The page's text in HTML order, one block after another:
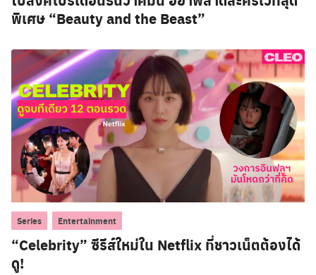
พิเศษ “Beauty and the Beast”
Series Entertainment
“Celebrity” ซีรีส์ใหม่ใน Netflix ที่ชาวเน็ตต้องได้
ดู!